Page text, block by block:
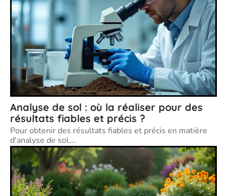
Analyse de sol : où la réaliser pour des
résultats fiables et précis ?
Pour obtenir des résultats fiables et précis en matière
d'analyse de sol,…